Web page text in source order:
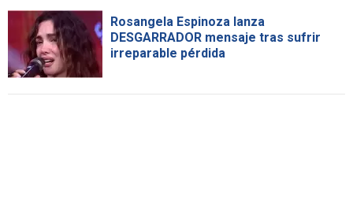
Rosangela Espinoza lanza
DESGARRADOR mensaje tras sufrir
irreparable pérdida